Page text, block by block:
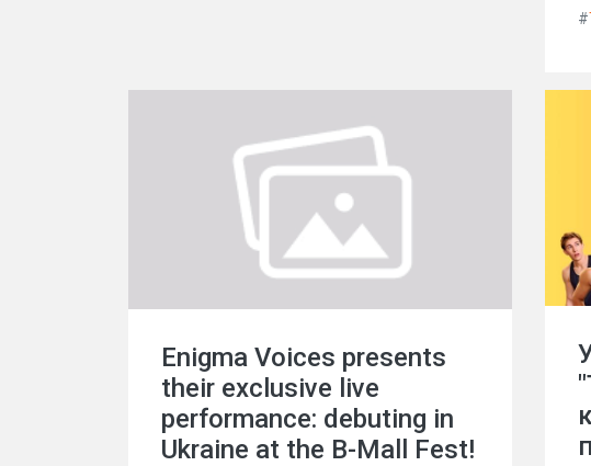
#
Enigma Voices presents
their exclusive live
performance: debuting in
Ukraine at the B-Mall Fest!